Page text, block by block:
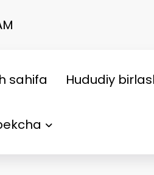
sahifa Hududiy